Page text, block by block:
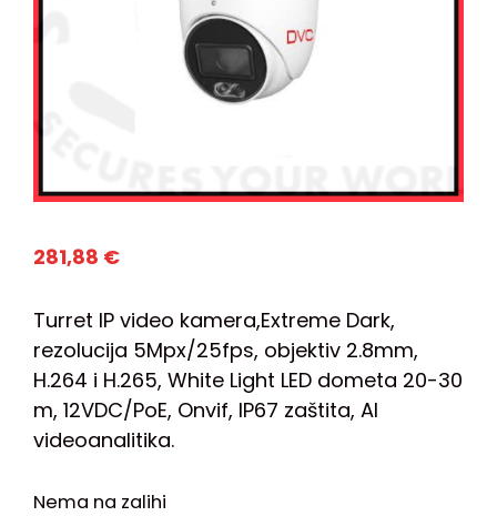
281,88 €
Turret IP video kamera,Extreme Dark,
rezolucija 5Mpx/25fps, objektiv 2.8mm,
H.264 i H.265, White Light LED dometa 20-30
m, 12VDC/PoE, Onvif, IP67 zaštita, AI
videoanalitika.
Nema na zalihi